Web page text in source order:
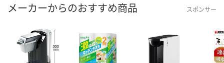
メーカーからのおすすめ商品 スポンサー